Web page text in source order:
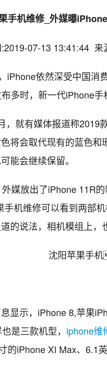
手机维修_外媒曝
07-13 13:41:44
依然深受中国消
多时，新一代iPhone手
就有媒体报道称2019
会取代现有的蓝色和
能会继续保留。
放出了iPhone 11R的
手机维修可以看到两部
的说法，相机模组上，
示，iPhone 8,苹果
是三款机型， iphone维
的iPhone XI Max、6.1